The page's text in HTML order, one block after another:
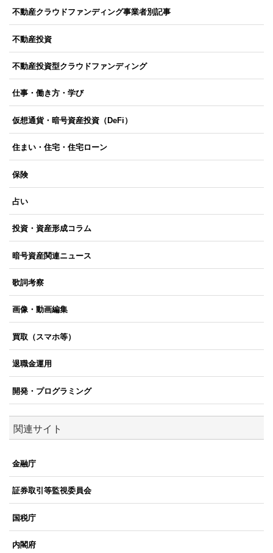
不動産クラウドファンディング事業者別記事
不動産投資
不動産投資型クラウドファンディング
仕事・働き方・学び
仮想通貨・暗号資産投資（DeFi）
住まい・住宅・住宅ローン
保険
占い
投資・資産形成コラム
暗号資産関連ニュース
歌詞考察
画像・動画編集
買取（スマホ等）
退職金運用
開発・プログラミング
関連サイト
金融庁
証券取引等監視委員会
国税庁
内閣府